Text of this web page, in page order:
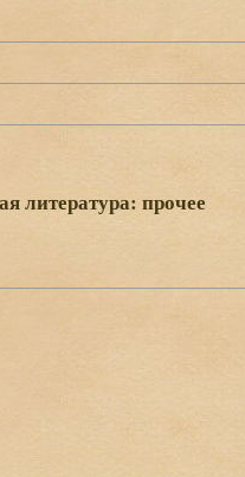
литература: прочее